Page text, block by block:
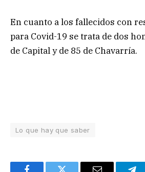
En cuanto a los fallecidos con
para Covid-19 se trata de dos
de Capital y de 85 de Chavarría.
Lo que hay que saber